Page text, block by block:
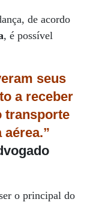
de acordo
, é possível
seus
a receber
transporte
o principal do